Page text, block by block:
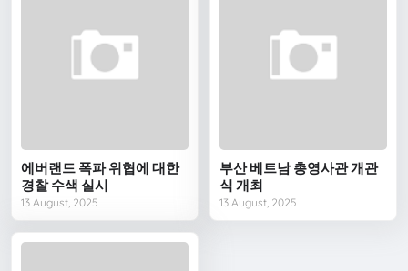
에버랜드 폭파 위협에 대한
경찰 수색 실시
13 August, 2025
부산 베트남 총영사관 개관
식 개최
13 August, 2025